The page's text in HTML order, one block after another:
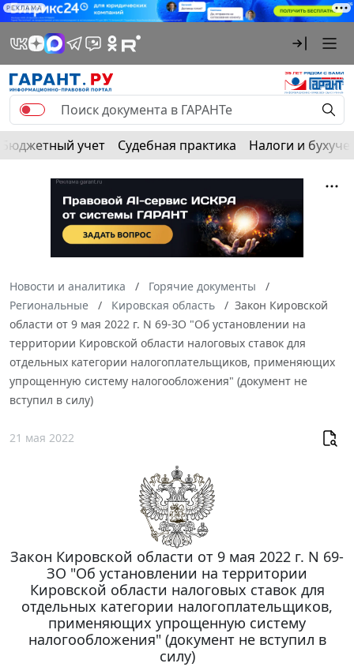
РЕКЛАМА
Бюджетный учет Судебная практика Налоги и
Новости и аналитика
Горячие документы
Региональные
Кировская область
Закон Кировской
области от 9 мая 2022 г. N 69-ЗО "Об установлении на
территории Кировской области налоговых ставок для
отдельных категории налогоплательщиков, применяющих
упрощенную систему налогообложения" (документ не
вступил в силу)
21 мая 2022
Закон Кировской области от 9 мая 2022 г. N 69-
ЗО "Об установлении на территории
Кировской области налоговых ставок для
отдельных категории налогоплательщиков,
применяющих упрощенную систему
налогообложения" (документ не вступил в
силу)